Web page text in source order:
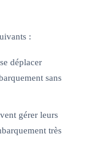
:
déplacer
sans
gérer leurs
très